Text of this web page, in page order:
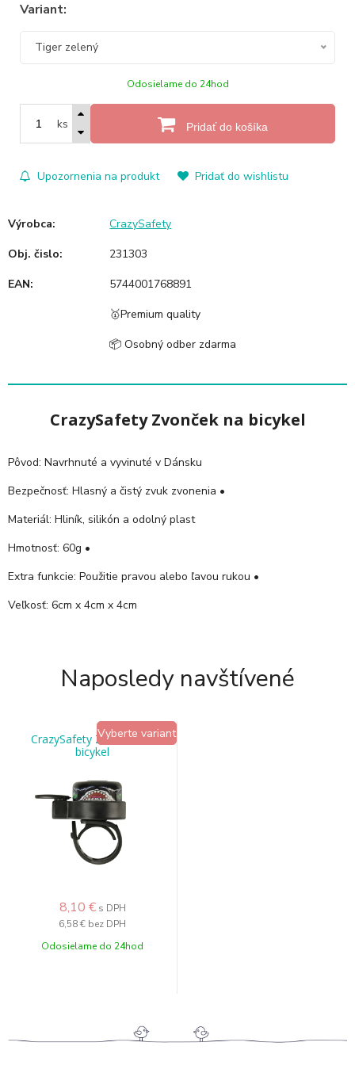
Variant:
Tiger zelený
Odosielame do 24hod
ks Pridať do košíka
Upozornenia na produkt Pridať do wishlistu
Výrobca:
CrazySafety
Obj. čislo:
231303
EAN:
5744001768891
🥇Premium quality
📦 Osobný odber zdarma
CrazySafety Zvonček na bicykel
Pôvod: Navrhnuté a vyvinuté v Dánsku
Bezpečnosť: Hlasný a čistý zvuk zvonenia •
Materiál: Hliník, silikón a odolný plast
Hmotnosť: 60g •
Extra funkcie: Použitie pravou alebo ľavou rukou •
Veľkosť: 6cm x 4cm x 4cm
Naposledy navštívené
CrazySafety Zvonček na
bicykel
8,10 € s DPH
6,58 € bez DPH
Vyberte variant
Odosielame do 24hod